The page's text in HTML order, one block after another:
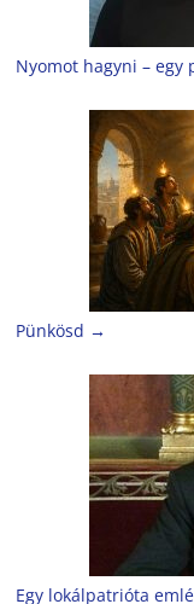
Nyomot hagyni – egy
Pünkösd →
Egy lokálpatrióta